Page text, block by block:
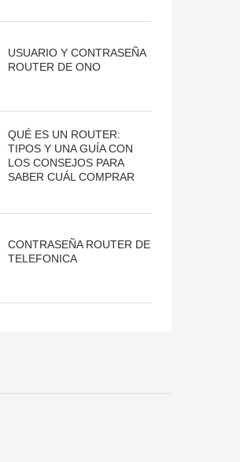
USUARIO Y CONTRASEÑA
ROUTER DE ONO
QUÉ ES UN ROUTER:
TIPOS Y UNA GUÍA CON
LOS CONSEJOS PARA
SABER CUÁL COMPRAR
CONTRASEÑA ROUTER DE
TELEFONICA